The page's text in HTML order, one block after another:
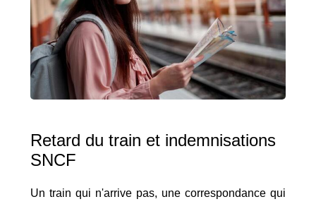
Retard du train et indemnisations
SNCF
Un train qui n'arrive pas, une correspondance qui